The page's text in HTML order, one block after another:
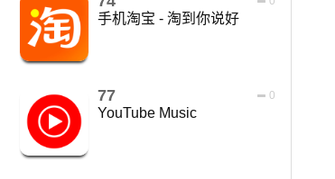
手机淘宝 - 淘到你说好
77 0
YouTube Music